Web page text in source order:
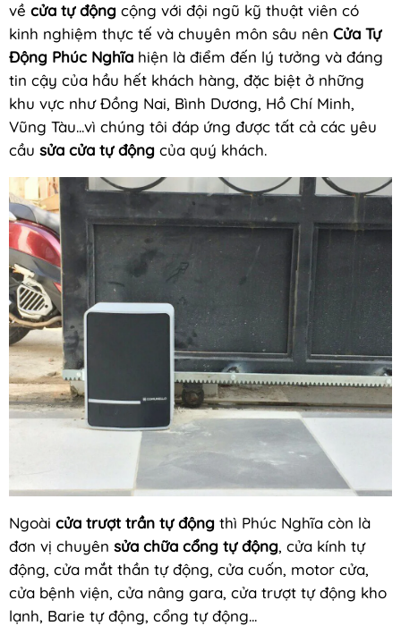
về cửa tự động cộng với đội ngũ kỹ thuật viên có
kinh nghiệm thực tế và chuyên môn sâu nên Cửa Tự
Động Phúc Nghĩa hiện là điểm đến lý tưởng và đáng
tin cậy của hầu hết khách hàng, đặc biệt ở những
khu vực như Đồng Nai, Bình Dương, Hồ Chí Minh,
Vũng Tàu...vì chúng tôi đáp ứng được tất cả các yêu
cầu sửa cửa tự động của quý khách.
Ngoài cửa trượt trần tự động thì Phúc Nghĩa còn là
đơn vị chuyên sửa chữa cổng tự động, cửa kính tự
động, cửa mắt thần tự động, cửa cuốn, motor cửa,
cửa bệnh viện, cửa nâng gara, cửa trượt tự động kho
lạnh, Barie tự động, cổng tự động...